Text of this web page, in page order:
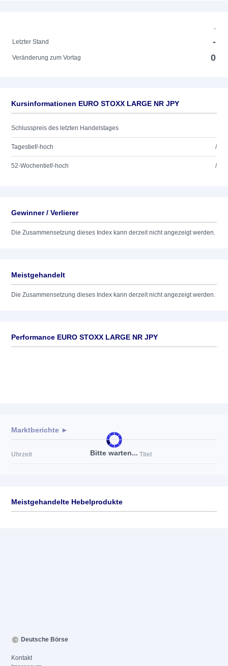
-
Letzter Stand
-
Veränderung zum Vortag 0
Kursinformationen EURO STOXX LARGE NR JPY
Schlusspreis des letzten Handelstages
Tagestief/-hoch /
52-Wochentief/-hoch /
Gewinner / Verlierer
Die Zusammensetzung dieses Index kann derzeit nicht angezeigt werden.
Meistgehandelt
Die Zusammensetzung dieses Index kann derzeit nicht angezeigt werden.
Performance EURO STOXX LARGE NR JPY
Bitte warten...
Marktberichte ►
Uhrzeit Titel
Meistgehandelte Hebelprodukte
Deutsche Börse
Kontakt